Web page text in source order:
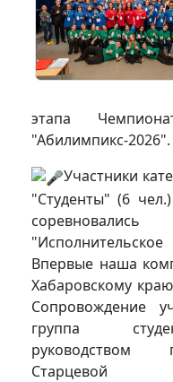
этапа
"Абилимпикс-2026".
Участники
"Студенты" (6
Впервые наша
Хабаровскому
Сопровождение
группа
руководством
Старцевой